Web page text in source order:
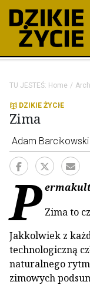
TU JESTEŚ: Home
DZIKIE ŻYCIE
Zima
Adam Barcikowski
P Zima to
Jakkolwiek z
technologiczną
naturalnego
zimowych